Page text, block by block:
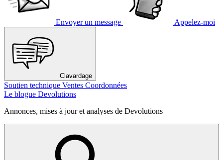
Envoyer un message Appelez-moi
Clavardage
Soutien technique Ventes Coordonnées
Le blogue Devolutions
Annonces, mises à jour et analyses de Devolutions